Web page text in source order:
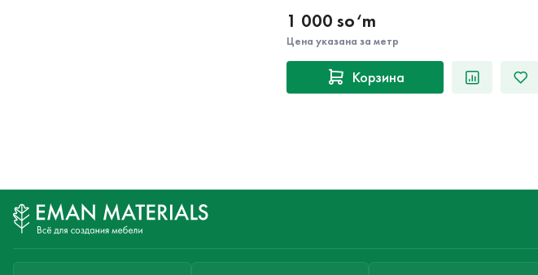
1 000 so‘m
Цена указана за метр
Корзина